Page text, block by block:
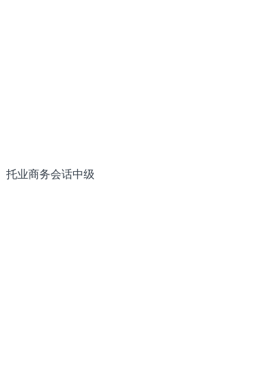
sauce is very good.
containers.
托业商务会话中级